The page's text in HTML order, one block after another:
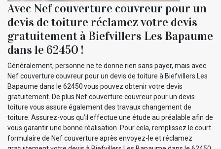
Avec Nef couverture couvreur pour un
devis de toiture réclamez votre devis
gratuitement à Biefvillers Les Bapaume
dans le 62450 !
Généralement, personne ne te donne rien sans payer, mais avec
Nef couverture couvreur pour un devis de toiture à Biefvillers Les
Bapaume dans le 62450 vous pouvez obtenir votre devis
gratuitement. De plus Nef couverture couvreur pour un devis
toiture vous assure également des travaux changement de
toiture. Assurez-vous qu’il effectue une étude au préalable afin de
vous garantir une bonne réalisation. Pour cela, remplissez le court
formulaire de Nef couverture après envoyez-le et réclamez